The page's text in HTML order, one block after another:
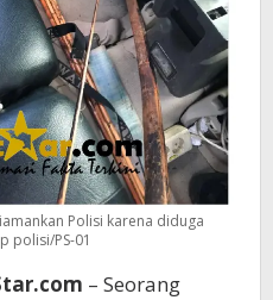
Polisi karena diduga
polisi/PS-01
– Seorang